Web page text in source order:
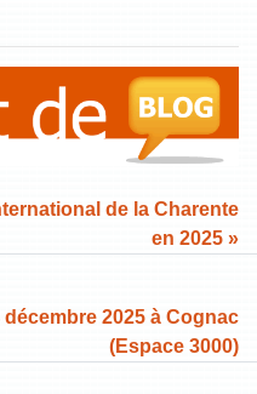
de la Charente
en 2025 »
2025 à Cognac
(Espace 3000)